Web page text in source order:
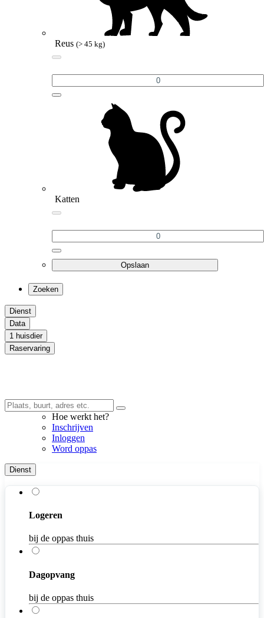
Reus (> 45 kg)
Katten
Opslaan
Zoeken
Dienst
Data
1 huisdier
Raservaring
Hoe werkt het?
Inschrijven
Inloggen
Word oppas
Dienst
Logeren
bij de oppas thuis
Dagopvang
bij de oppas thuis